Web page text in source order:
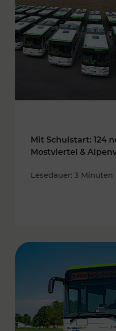
Mit Schulstart: 124
Mostviertel &
Lesedauer: 3 Minuten